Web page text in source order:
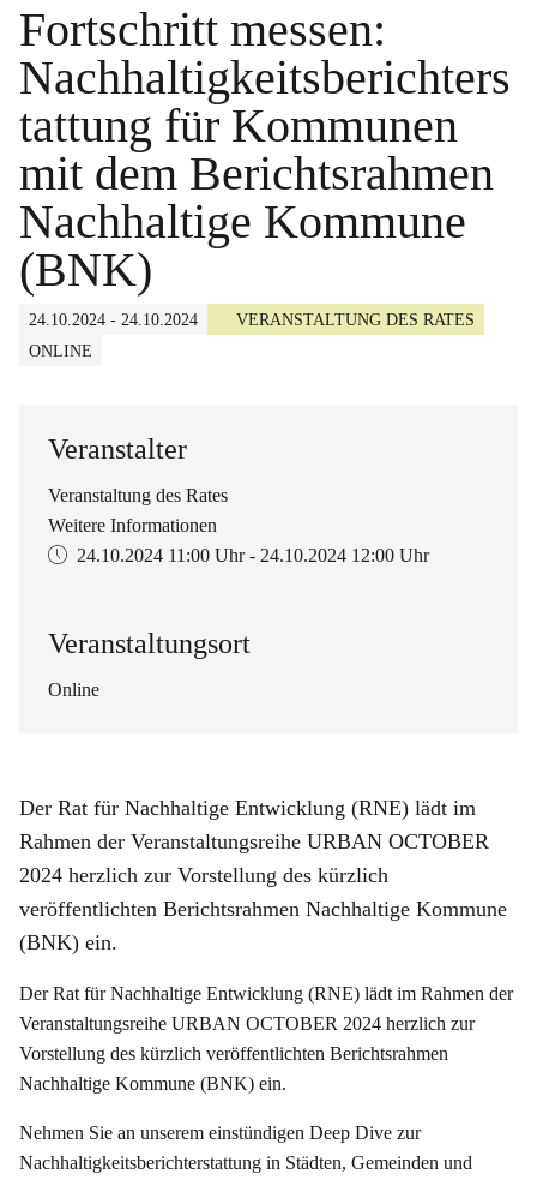
Fortschritt messen:
Nachhaltigkeitsberichters
tattung für Kommunen
mit dem Berichtsrahmen
Nachhaltige Kommune
(BNK)
24.10.2024 - 24.10.2024
VERANSTALTUNG DES RATES
ONLINE
Veranstalter
Veranstaltung des Rates
Weitere Informationen
24.10.2024 11:00 Uhr - 24.10.2024 12:00 Uhr
Veranstaltungsort
Online
Der Rat für Nachhaltige Entwicklung (RNE) lädt im
Rahmen der Veranstaltungsreihe URBAN OCTOBER
2024 herzlich zur Vorstellung des kürzlich
veröffentlichten Berichtsrahmen Nachhaltige Kommune
(BNK) ein.
Der Rat für Nachhaltige Entwicklung (RNE) lädt im Rahmen der
Veranstaltungsreihe URBAN OCTOBER 2024 herzlich zur
Vorstellung des kürzlich veröffentlichten Berichtsrahmen
Nachhaltige Kommune (BNK) ein.
Nehmen Sie an unserem einstündigen Deep Dive zur
Nachhaltigkeitsberichterstattung in Städten, Gemeinden und